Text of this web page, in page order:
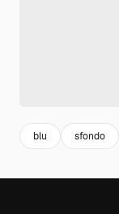
blu sfondo